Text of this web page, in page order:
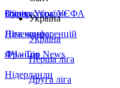
Збірна України
Італія
Німеччина
Франція
Нідерланди
Суперкубок УЄФА
Ліга конференцій
ЛЧ - Top News
Україна
Україна
Перша ліга
Друга ліга